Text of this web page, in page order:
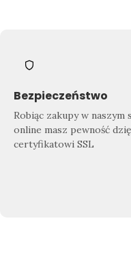
Znajdź swój
Sprawdź co dla
Naszabogata oferta
nawet najbardziej
Klientom.
Bezpieczeństwo
Robiąc zakupy w naszym
online masz pewność
certyfikatowi SSL